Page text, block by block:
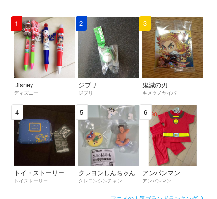
突然取り下げする場合があります。
商品の発送は、2～3日頂くことがございます。土日祝日は、郵便局が
休みの為、平日発送になります。
即購入OKです。
即購入OKでは、ございますが、購入後のお取り引き中、一度もコメン
ト無い方とのお取引は、少し不安がございます！購入後は、コメント頂
けますと安心致します。
コメントがあっても、購入される方を優先させて頂きます。
ハンドメイド の作品も出品しております。
縫い目の曲がり・二度縫い・合わせ部分のずれ・生地の歪み等
ご理解頂ける方のみご購入ください。
完璧をお求めの方・
素人作品ですので、細かい所が気になる方はご遠慮下さい。
1
Disney
ディズニー
2
ジブリ
ジブリ
3
鬼滅の刃
キメツノヤイバ
4
トイ・ストーリー
トイストーリー
5
クレヨンしんちゃん
クレヨンシンチャン
6
アンパンマン
アンパンマン